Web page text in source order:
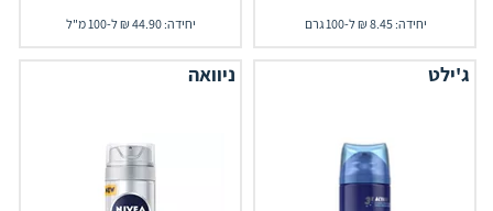
יחידה: 8.45 ₪ ל-100 גרם יחידה: 44.90 ₪ ל-100 מ"ל
ג'ילט ניוואה